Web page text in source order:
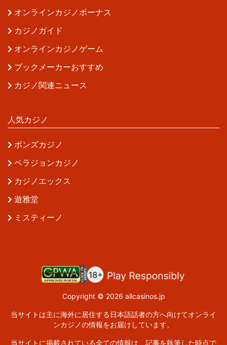
オンラインカジノボーナス
カジノガイド
オンラインカジノゲーム
ブックメーカーおすすめ
カジノ関連ニュース
人気カジノ
ボンズカジノ
ベラジョンカジノ
カジノエックス
遊雅堂
ミスティーノ
Copyright © 2026 allcasinos.jp
当サイトは主に海外に居住する日本語話者の方へ向けてオンライ
ンカジノの情報をお届けしています。
当サイトに掲載されている全ての情報は、記事を執筆した時点で